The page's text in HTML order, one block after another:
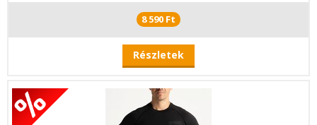
8 590 Ft
Részletek